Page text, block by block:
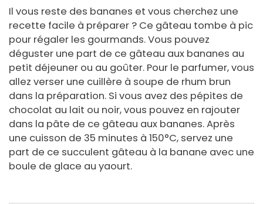
Il vous reste des bananes et vous cherchez une
recette facile à préparer ? Ce gâteau tombe à pic
pour régaler les gourmands. Vous pouvez
déguster une part de ce gâteau aux bananes au
petit déjeuner ou au goûter. Pour le parfumer, vous
allez verser une cuillère à soupe de rhum brun
dans la préparation. Si vous avez des pépites de
chocolat au lait ou noir, vous pouvez en rajouter
dans la pâte de ce gâteau aux bananes. Après
une cuisson de 35 minutes à 150°C, servez une
part de ce succulent gâteau à la banane avec une
boule de glace au yaourt.